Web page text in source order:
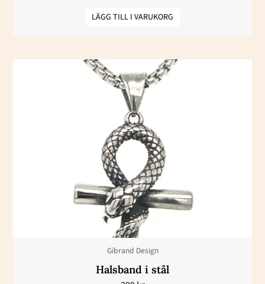
LÄGG TILL I VARUKORG
Gibrand Design
Halsband i stål